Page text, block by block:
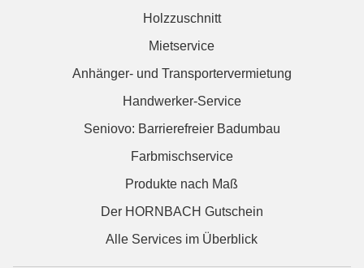
Holzzuschnitt
Mietservice
Anhänger- und Transportervermietung
Handwerker-Service
Seniovo: Barrierefreier Badumbau
Farbmischservice
Produkte nach Maß
Der HORNBACH Gutschein
Alle Services im Überblick